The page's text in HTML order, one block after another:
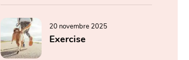
20 novembre 2025
Exercise